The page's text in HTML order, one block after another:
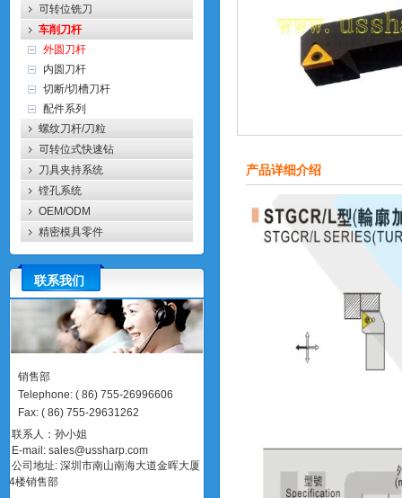
可转位铣刀
车削刀杆
外圆刀杆
内圆刀杆
切断/切槽刀杆
配件系列
螺纹刀杆/刀粒
可转位式快速钻
刀具夹持系统
镗孔系统
OEM/ODM
精密模具零件
联系我们
销售部
Telephone:(86)755-26996606
Fax:(86)755-29631262
联系人：孙小姐
E-mail:sales@ussharp.com
公司地址: 深圳市南山南海大道金晖大厦
4楼销售部
产品详细介绍